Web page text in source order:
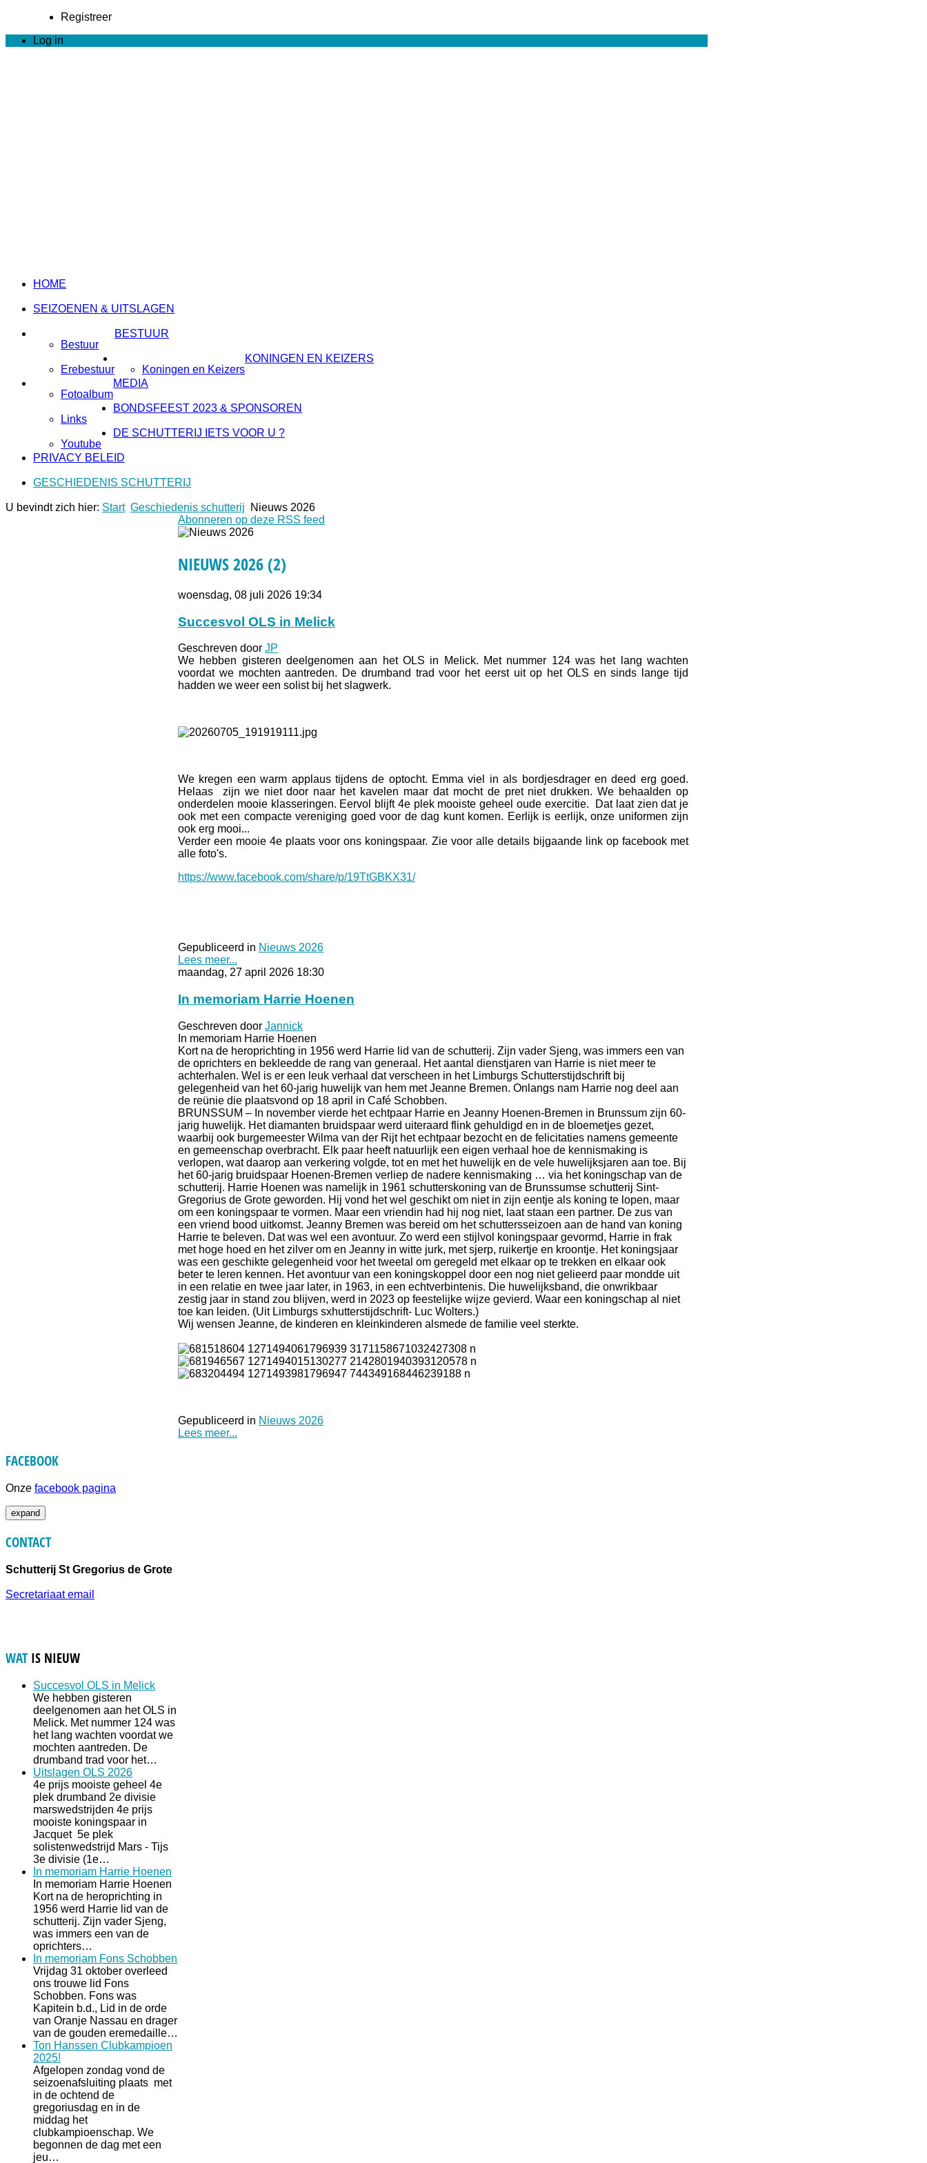
Registreer
Log in
HOME
SEIZOENEN & UITSLAGEN
BESTUUR
Bestuur
Erebestuur
KONINGEN EN KEIZERS
Koningen en Keizers
MEDIA
Fotoalbum
Links
Youtube
BONDSFEEST 2023 & SPONSOREN
DE SCHUTTERIJ IETS VOOR U ?
PRIVACY BELEID
GESCHIEDENIS SCHUTTERIJ
U bevindt zich hier: Start Geschiedenis schutterij
Nieuws 2026
Abonneren op deze RSS feed
NIEUWS 2026 (2)
woensdag, 08 juli 2026 19:34
Succesvol OLS in Melick
Geschreven door JP
We hebben gisteren deelgenomen aan het OLS in Melick. Met nummer 124 was het lang wachten
voordat we mochten aantreden. De drumband trad voor het eerst uit op het OLS en sinds lange tijd
hadden we weer een solist bij het slagwerk.
We kregen een warm applaus tijdens de optocht. Emma viel in als bordjesdrager en deed erg goed.
Helaas zijn we niet door naar het kavelen maar dat mocht de pret niet drukken. We behaalden op
onderdelen mooie klasseringen. Eervol blijft 4e plek mooiste geheel oude exercitie. Dat laat zien dat je
ook met een compacte vereniging goed voor de dag kunt komen. Eerlijk is eerlijk, onze uniformen zijn
ook erg mooi...
Verder een mooie 4e plaats voor ons koningspaar. Zie voor alle details bijgaande link op facebook met
alle foto's.
https://www.facebook.com/share/p/19TtGBKX31/
Gepubliceerd in Nieuws 2026
Lees meer...
maandag, 27 april 2026 18:30
In memoriam Harrie Hoenen
Geschreven door Jannick
In memoriam Harrie Hoenen
Kort na de heroprichting in 1956 werd Harrie lid van de schutterij. Zijn vader Sjeng, was immers een van
de oprichters en bekleedde de rang van generaal. Het aantal dienstjaren van Harrie is niet meer te
achterhalen. Wel is er een leuk verhaal dat verscheen in het Limburgs Schutterstijdschrift bij
gelegenheid van het 60-jarig huwelijk van hem met Jeanne Bremen. Onlangs nam Harrie nog deel aan
de reünie die plaatsvond op 18 april in Café Schobben.
BRUNSSUM – In november vierde het echtpaar Harrie en Jeanny Hoenen-Bremen in Brunssum zijn 60-
jarig huwelijk. Het diamanten bruidspaar werd uiteraard flink gehuldigd en in de bloemetjes gezet,
waarbij ook burgemeester Wilma van der Rijt het echtpaar bezocht en de felicitaties namens gemeente
en gemeenschap overbracht. Elk paar heeft natuurlijk een eigen verhaal hoe de kennismaking is
verlopen, wat daarop aan verkering volgde, tot en met het huwelijk en de vele huwelijksjaren aan toe. Bij
het 60-jarig bruidspaar Hoenen-Bremen verliep de nadere kennismaking … via het koningschap van de
schutterij. Harrie Hoenen was namelijk in 1961 schutterskoning van de Brunssumse schutterij Sint-
Gregorius de Grote geworden. Hij vond het wel geschikt om niet in zijn eentje als koning te lopen, maar
om een koningspaar te vormen. Maar een vriendin had hij nog niet, laat staan een partner. De zus van
een vriend bood uitkomst. Jeanny Bremen was bereid om het schuttersseizoen aan de hand van koning
Harrie te beleven. Dat was wel een avontuur. Zo werd een stijlvol koningspaar gevormd, Harrie in frak
met hoge hoed en het zilver om en Jeanny in witte jurk, met sjerp, ruikertje en kroontje. Het koningsjaar
was een geschikte gelegenheid voor het tweetal om geregeld met elkaar op te trekken en elkaar ook
beter te leren kennen. Het avontuur van een koningskoppel door een nog niet gelieerd paar mondde uit
in een relatie en twee jaar later, in 1963, in een echtverbintenis. Die huwelijksband, die onwrikbaar
zestig jaar in stand zou blijven, werd in 2023 op feestelijke wijze gevierd. Waar een koningschap al niet
toe kan leiden. (Uit Limburgs sxhutterstijdschrift- Luc Wolters.)
Wij wensen Jeanne, de kinderen en kleinkinderen alsmede de familie veel sterkte.
Gepubliceerd in Nieuws 2026
Lees meer...
FACEBOOK
Onze facebook pagina
expand
CONTACT
Schutterij St Gregorius de Grote
Secretariaat email
WAT IS NIEUW
Succesvol OLS in Melick
We hebben gisteren
deelgenomen aan het OLS in
Melick. Met nummer 124 was
het lang wachten voordat we
mochten aantreden. De
drumband trad voor het…
Uitslagen OLS 2026
4e prijs mooiste geheel 4e
plek drumband 2e divisie
marswedstrijden 4e prijs
mooiste koningspaar in
Jacquet 5e plek
solistenwedstrijd Mars - Tijs
3e divisie (1e…
In memoriam Harrie Hoenen
In memoriam Harrie Hoenen
Kort na de heroprichting in
1956 werd Harrie lid van de
schutterij. Zijn vader Sjeng,
was immers een van de
oprichters…
In memoriam Fons Schobben
Vrijdag 31 oktober overleed
ons trouwe lid Fons
Schobben. Fons was
Kapitein b.d., Lid in de orde
van Oranje Nassau en drager
van de gouden eremedaille…
Ton Hanssen Clubkampioen
2025!
Afgelopen zondag vond de
seizoenafsluiting plaats met
in de ochtend de
gregoriusdag en in de
middag het
clubkampioenschap. We
begonnen de dag met een
jeu…